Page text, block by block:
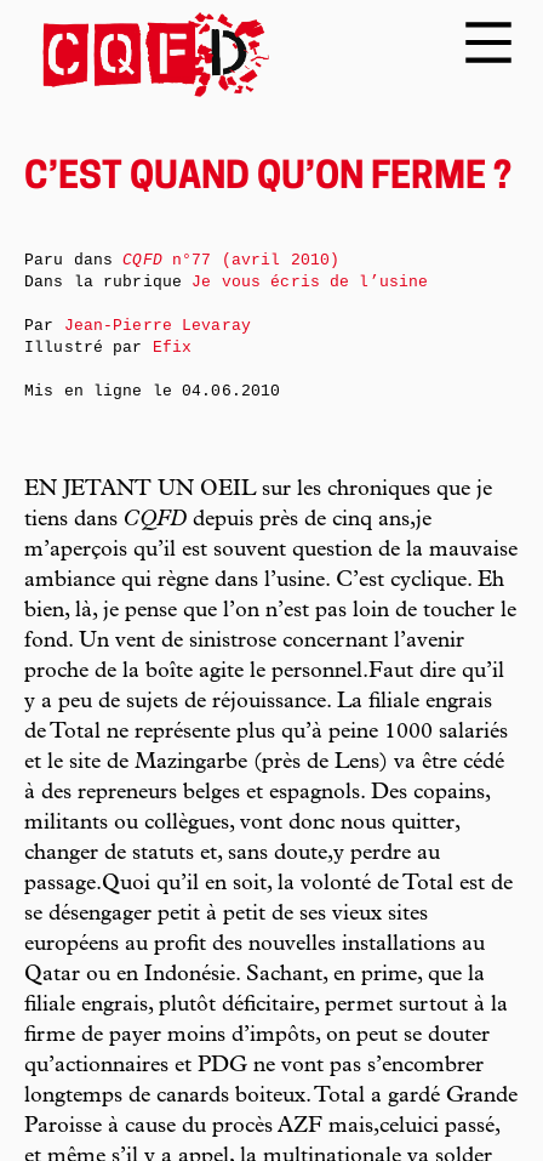
C’EST QUAND QU’ON FERME ?
EN JETANT UN OEIL sur les chroniques que je
tiens dans CQFD depuis près de cinq ans,je
m’aperçois qu’il est souvent question de la mauvaise
ambiance qui règne dans l’usine. C’est cyclique. Eh
bien, là, je pense que l’on n’est pas loin de toucher le
fond. Un vent de sinistrose concernant l’avenir
proche de la boîte agite le personnel.Faut dire qu’il
y a peu de sujets de réjouissance. La filiale engrais
de Total ne représente plus qu’à peine 1000 salariés
et le site de Mazingarbe (près de Lens) va être cédé
à des repreneurs belges et espagnols. Des copains,
militants ou collègues, vont donc nous quitter,
changer de statuts et, sans doute,y perdre au
passage.Quoi qu’il en soit, la volonté de Total est de
se désengager petit à petit de ses vieux sites
européens au profit des nouvelles installations au
Qatar ou en Indonésie. Sachant, en prime, que la
filiale engrais, plutôt déficitaire, permet surtout à la
firme de payer moins d’impôts, on peut se douter
qu’actionnaires et PDG ne vont pas s’encombrer
longtemps de canards boiteux. Total a gardé Grande
Paroisse à cause du procès AZF mais,celuici passé,
Paru dansCQFDn°77 (avril 2010)
Dans la rubrique Je vous écris de l’usine
Par Jean-Pierre Levaray
Illustré par Efix
Mis en ligne le04.06.2010